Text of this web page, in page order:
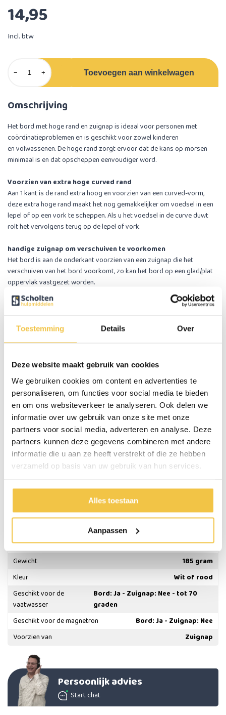
Toestemming Details Over
Deze website maakt gebruik van cookies
We gebruiken cookies om content en advertenties te
personaliseren, om functies voor social media te bieden
en om ons websiteverkeer te analyseren. Ook delen we
informatie over uw gebruik van onze site met onze
partners voor social media, adverteren en analyse. Deze
partners kunnen deze gegevens combineren met andere
informatie die u aan ze heeft verstrekt of die ze hebben
verzameld op basis van uw gebruik van hun services.
Alles toestaan
Aanpassen
14,95
Incl. btw
− + Toevoegen aan winkelwagen
Omschrijving
Het bord met hoge rand en zuignap is ideaal voor personen met
coördinatieproblemen en is geschikt voor zowel kinderen
en volwassenen. De hoge rand zorgt ervoor dat de kans op morsen
minimaal is en dat opscheppen eenvoudiger word.
Voorzien van extra hoge curved rand
Aan 1 kant is de rand extra hoog en voorzien van een curved-vorm,
deze extra hoge rand maakt het nog gemakkelijker om voedsel in een
lepel of op een vork te scheppen. Als u het voedsel in de curve duwt
rolt het vervolgens terug op de lepel of vork.
handige zuignap om verschuiven te voorkomen
Het bord is aan de onderkant voorzien van een zuignap die het
verschuiven van het bord voorkomt, zo kan het bord op een glad/plat
oppervlak vastgezet worden.
Geschikt voor magnetron en vaatwasser
zuignap is niet geschikt voor de magnetron en vaatwasser, deze dient
Felle rode kleur bevorderlijk bij Alzheimer
Het bord met de felle rode kleur werkt bevorderend voor patiënten
met Alzheimer. Wetenschappelijk onderzoek heeft aangetoond dat
mensen met Alzheimer 25% meer voedsel tot zich nemen en 84% meer
drinken bij het gebruik van tafelgerei met de opvallende kleur rood.
Belangrijke eigenschappen:
Onderkant voorzien van een zuignap
Het bord is geschikt voor de magnetron
Het bord is geschikt voor de vaatwasser tot 70 graden
De zuignap is NIET geschikt voor magnetron en vaatwasser
Diameter
Circa 23,5 cm
Gewicht
185 gram
Kleur
Wit of rood
Geschikt voor de
vaatwasser
Bord: Ja - Zuignap: Nee - tot 70
graden
Geschikt voor de magnetron
Bord: Ja - Zuignap: Nee
Voorzien van
Zuignap
Persoonlijk advies
Start chat